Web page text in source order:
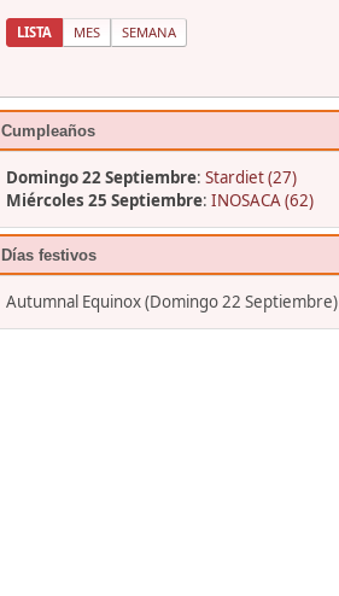
LISTA MES SEMANA
Cumpleaños
Domingo 22 Septiembre: Stardiet (27)
Miércoles 25 Septiembre: INOSACA (62)
Días festivos
Autumnal Equinox (Domingo 22 Septiembre)